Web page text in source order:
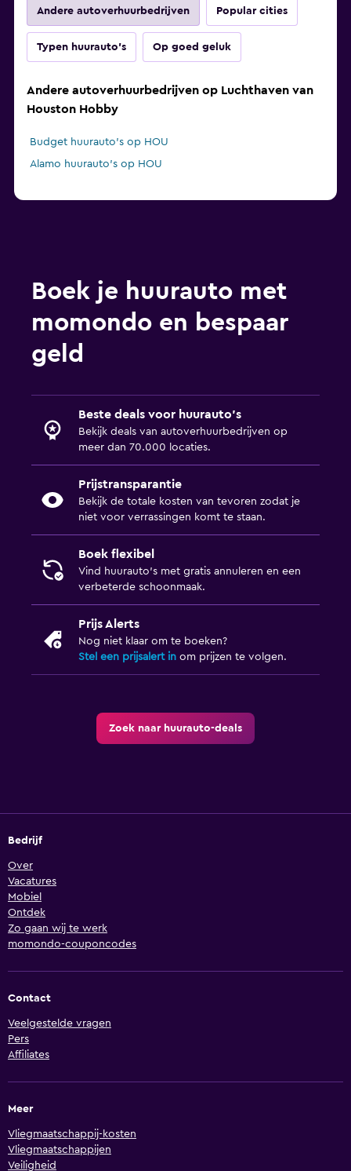
Andere autoverhuurbedrijven Popular cities
Typen huurauto's Op goed geluk
Andere autoverhuurbedrijven op Luchthaven van
Houston Hobby
Budget huurauto's op HOU
Alamo huurauto's op HOU
Boek je huurauto met
momondo en bespaar
geld
Beste deals voor huurauto's
Bekijk deals van autoverhuurbedrijven op
meer dan 70.000 locaties.
Prijstransparantie
Bekijk de totale kosten van tevoren zodat je
niet voor verrassingen komt te staan.
Boek flexibel
Vind huurauto's met gratis annuleren en een
verbeterde schoonmaak.
Prijs Alerts
Nog niet klaar om te boeken?
Stel een prijsalert in om prijzen te volgen.
Zoek naar huurauto-deals
Bedrijf
Over
Vacatures
Mobiel
Ontdek
Zo gaan wij te werk
momondo-couponcodes
Contact
Veelgestelde vragen
Pers
Affiliates
Meer
Vliegmaatschappij-kosten
Vliegmaatschappijen
Veiligheid